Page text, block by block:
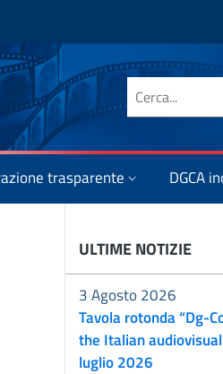
Cerca nel sito
trasparente DGCA
ULTIME NOTIZIE
Tavola rotonda “Dg-
the Italian
luglio 2026
3 Agosto 2026